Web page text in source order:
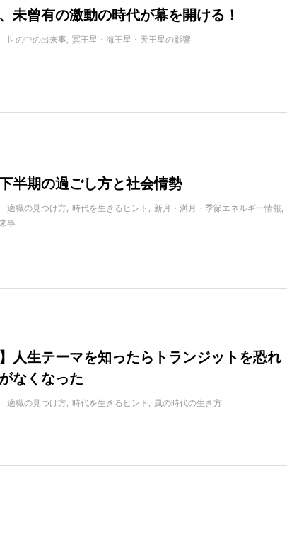
未曾有の激動の時代が幕を開ける！
世の中の出来事 冥王星・海王星・天王星の影響
半期の過ごし方と社会情勢
適職の見つけ方 時代を生きるヒント
新月・満月・季節エネルギー情報
事
】人生テーマを知ったらトランジットを恐れ
なくなった
適職の見つけ方 時代を生きるヒント 風の時代の生き方